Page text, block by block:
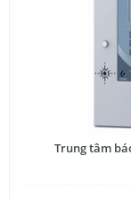
Trung tâm